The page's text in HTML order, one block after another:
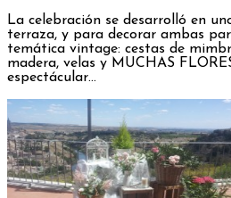
La celebración se desarrolló en
terraza, y para decorar ambas
temática vintage: cestas de
madera, velas y MUCHAS
espectácular…